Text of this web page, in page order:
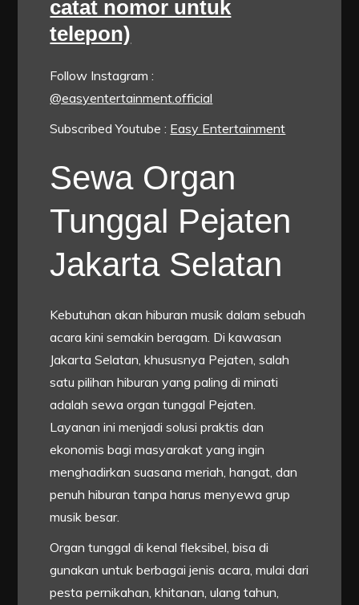
catat nomor untuk
telepon)
Follow Instagram :
@easyentertainment.official
Subscribed Youtube : Easy Entertainment
Sewa Organ
Tunggal Pejaten
Jakarta Selatan
Kebutuhan akan hiburan musik dalam sebuah
acara kini semakin beragam. Di kawasan
Jakarta Selatan, khususnya Pejaten, salah
satu pilihan hiburan yang paling di minati
adalah sewa organ tunggal Pejaten.
Layanan ini menjadi solusi praktis dan
ekonomis bagi masyarakat yang ingin
menghadirkan suasana meriah, hangat, dan
penuh hiburan tanpa harus menyewa grup
musik besar.
Organ tunggal di kenal fleksibel, bisa di
gunakan untuk berbagai jenis acara, mulai dari
pesta pernikahan, khitanan, ulang tahun,